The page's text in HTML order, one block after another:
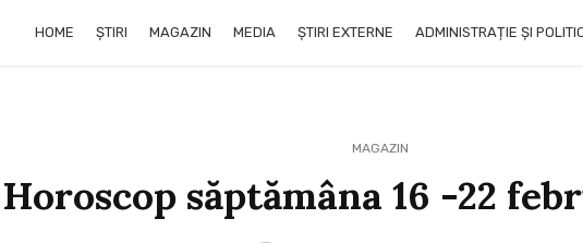
HOME ȘTIRI MAGAZIN MEDIA ȘTIRI EXTERNE ADMINISTRAȚIE ȘI
MAGAZIN
Horoscop săptămâna 16 -22